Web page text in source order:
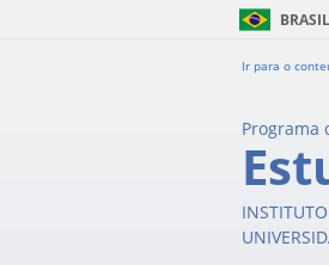
BRASIL
Ir para o
Programa